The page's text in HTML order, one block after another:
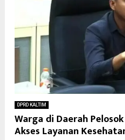
DPRD KALTIM
Warga di Daerah
Akses Layanan